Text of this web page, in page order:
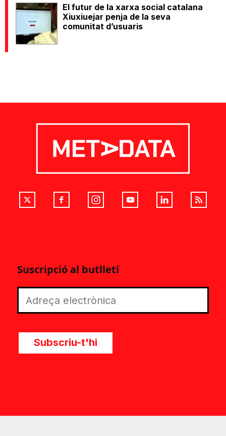
El futur de la xarxa social catalana
Xiuxiuejar penja de la seva
comunitat d’usuaris
Suscripció al butlletí
Subscriu-t'hi